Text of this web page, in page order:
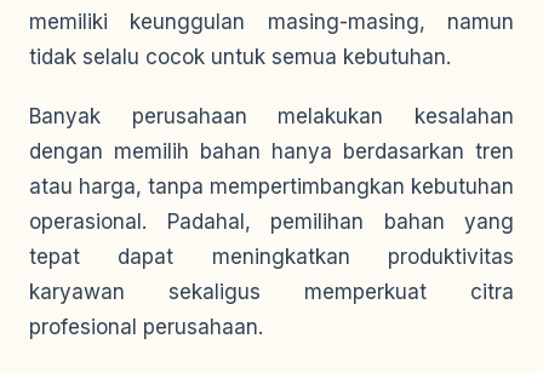
memiliki keunggulan masing-masing, namun
tidak selalu cocok untuk semua kebutuhan.
Banyak perusahaan melakukan kesalahan
dengan memilih bahan hanya berdasarkan tren
atau harga, tanpa mempertimbangkan kebutuhan
operasional. Padahal, pemilihan bahan yang
tepat dapat meningkatkan produktivitas
karyawan sekaligus memperkuat citra
profesional perusahaan.